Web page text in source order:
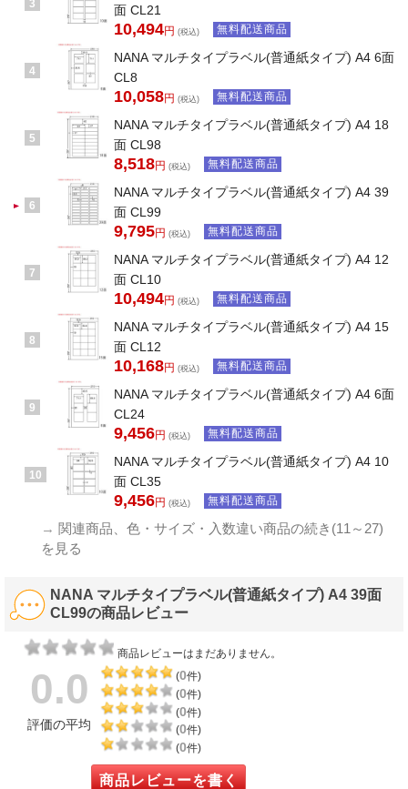
3 面 CL21
10,494円 (税込) 無料配送商品
4
NANA マルチタイプラベル(普通紙タイプ) A4 6面
CL8
10,058円 (税込) 無料配送商品
5
NANA マルチタイプラベル(普通紙タイプ) A4 18
面 CL98
8,518円 (税込) 無料配送商品
6
NANA マルチタイプラベル(普通紙タイプ) A4 39
面 CL99
9,795円 (税込) 無料配送商品
7
NANA マルチタイプラベル(普通紙タイプ) A4 12
面 CL10
10,494円 (税込) 無料配送商品
8
NANA マルチタイプラベル(普通紙タイプ) A4 15
面 CL12
10,168円 (税込) 無料配送商品
9
NANA マルチタイプラベル(普通紙タイプ) A4 6面
CL24
9,456円 (税込) 無料配送商品
10
NANA マルチタイプラベル(普通紙タイプ) A4 10
面 CL35
9,456円 (税込) 無料配送商品
→ 関連商品、色・サイズ・入数違い商品の続き(11～27)
を見る
NANA マルチタイプラベル(普通紙タイプ) A4 39面
CL99の商品レビュー
商品レビューはまだありません。
0.0
評価の平均
(0件)
(0件)
(0件)
(0件)
(0件)
商品レビューを書く